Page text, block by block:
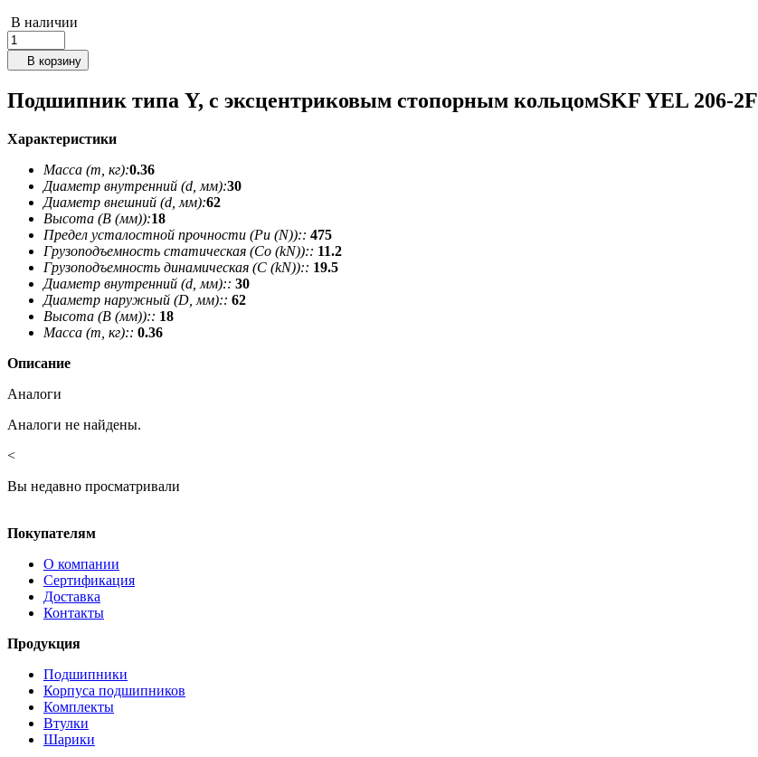
В наличии
В корзину
Подшипник типа Y, с эксцентриковым стопорным кольцомSKF YEL 206-2F
Характеристики
Масса (m, кг):0.36
Диаметр внутренний (d, мм):30
Диаметр внешний (d, мм):62
Высота (В (мм)):18
Предел усталостной прочности (Pu (N)):: 475
Грузоподъемность статическая (Co (kN)):: 11.2
Грузоподъемность динамическая (C (kN)):: 19.5
Диаметр внутренний (d, мм):: 30
Диаметр наружный (D, мм):: 62
Высота (В (мм)):: 18
Масса (m, кг):: 0.36
Описание
Аналоги
Аналоги не найдены.
<
Вы недавно просматривали
Покупателям
О компании
Сертификация
Доставка
Контакты
Продукция
Подшипники
Корпуса подшипников
Комплекты
Втулки
Шарики